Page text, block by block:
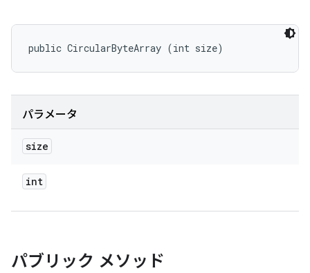
public CircularByteArray (int size)
パラメータ
size
int
パブリック メソッド